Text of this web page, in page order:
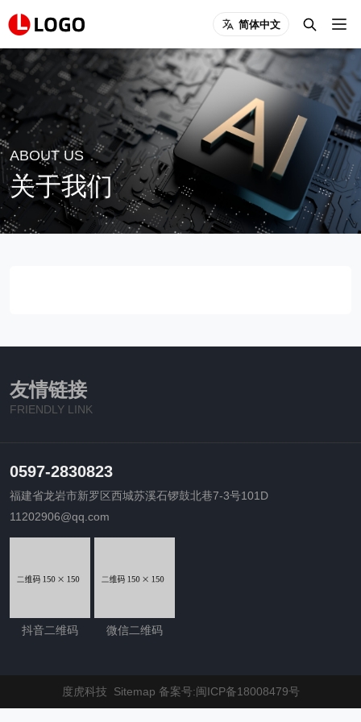
简体中文
ABOUT US
关于我们
友情链接
FRIENDLY LINK
0597-2830823
福建省龙岩市新罗区西城苏溪石锣鼓北巷7-3号101D
11202906@qq.com
抖音二维码 微信二维码
度虎科技 Sitemap 备案号:闽ICP备18008479号